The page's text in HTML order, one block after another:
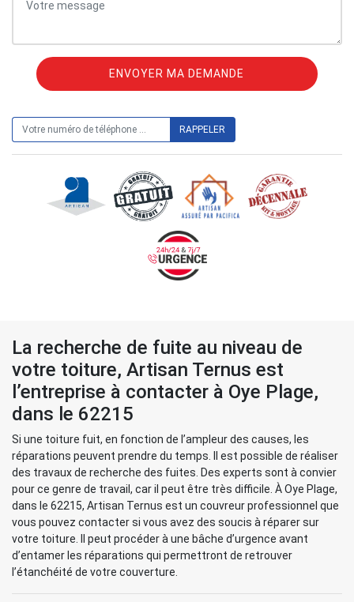
La recherche de fuite au niveau de
votre toiture, Artisan Ternus est
l’entreprise à contacter à Oye Plage,
dans le 62215
Si une toiture fuit, en fonction de l’ampleur des causes, les
réparations peuvent prendre du temps. Il est possible de réaliser
des travaux de recherche des fuites. Des experts sont à convier
pour ce genre de travail, car il peut être très difficile. À Oye Plage,
dans le 62215, Artisan Ternus est un couvreur professionnel que
vous pouvez contacter si vous avez des soucis à réparer sur
votre toiture. Il peut procéder à une bâche d’urgence avant
d’entamer les réparations qui permettront de retrouver
l’étanchéité de votre couverture.